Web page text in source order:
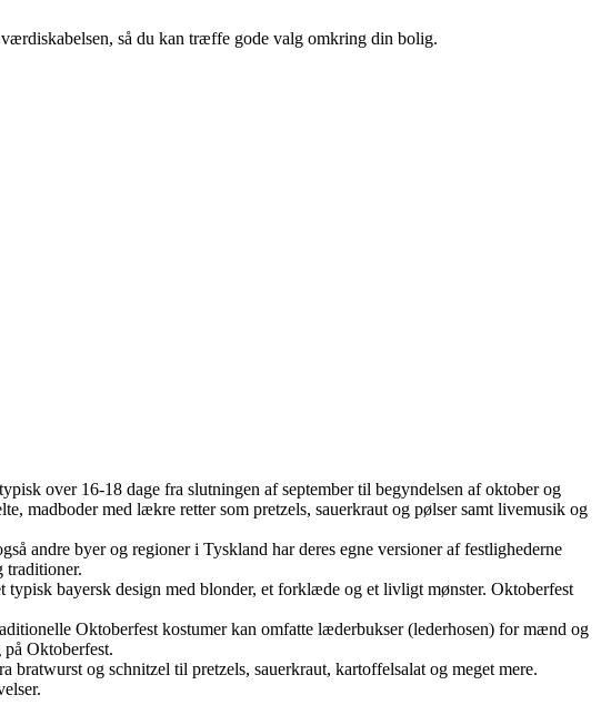
så du kan træffe gode valg omkring din bolig.
over 16-18 dage fra slutningen af september til begyndelsen af oktober og
madboder med lækre retter som pretzels, sauerkraut og pølser samt livemusik og
andre byer og regioner i Tyskland har deres egne versioner af festlighederne
traditioner.
bayersk design med blonder, et forklæde og et livligt mønster. Oktoberfest
Oktoberfest kostumer kan omfatte læderbukser (lederhosen) for mænd og
Oktoberfest.
og schnitzel til pretzels, sauerkraut, kartoffelsalat og meget mere.